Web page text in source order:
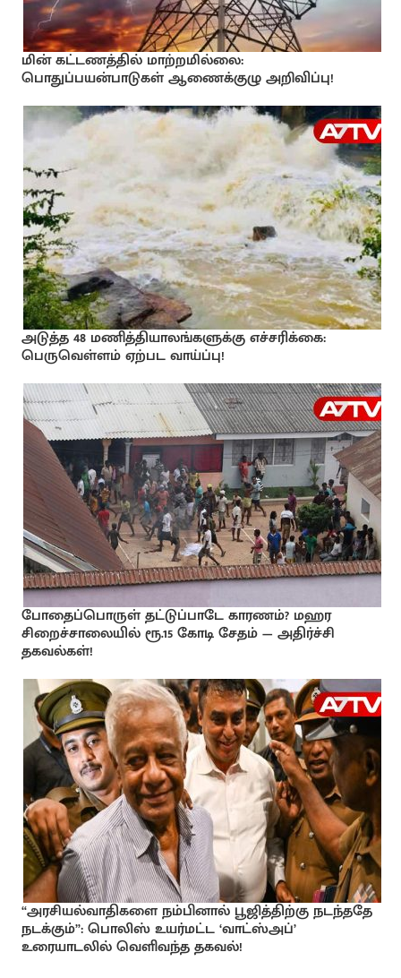
மின் கட்டணத்தில் மாற்றமில்லை:
பொதுப்பயன்பாடுகள் ஆணைக்குழு அறிவிப்பு!
அடுத்த 48 மணித்தியாலங்களுக்கு எச்சரிக்கை:
பெருவெள்ளம் ஏற்பட வாய்ப்பு!
போதைப்பொருள் தட்டுப்பாடே காரணம்? மஹர
சிறைச்சாலையில் ரூ.15 கோடி சேதம் — அதிர்ச்சி
தகவல்கள்!
“அரசியல்வாதிகளை நம்பினால் பூஜித்திற்கு நடந்ததே
நடக்கும்”: பொலிஸ் உயர்மட்ட ‘வாட்ஸ்அப்’
உரையாடலில் வெளிவந்த தகவல்!